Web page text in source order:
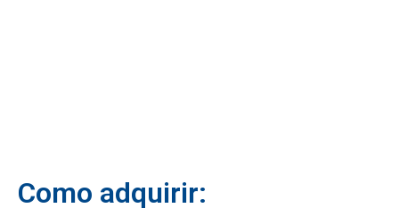
Como adquirir: